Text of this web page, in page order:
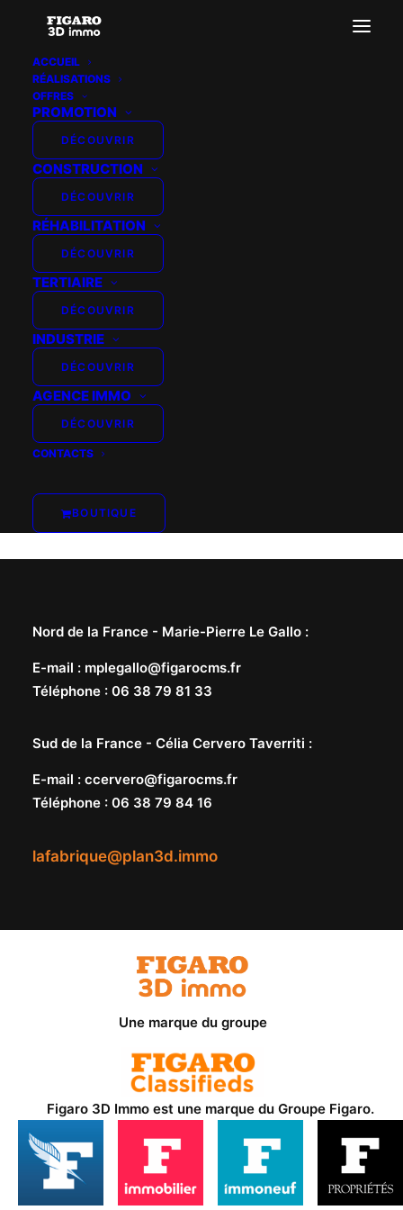
ACCUEIL
RÉALISATIONS
OFFRES
PROMOTION
DÉCOUVRIR
CONSTRUCTION
DÉCOUVRIR
RÉHABILITATION
DÉCOUVRIR
TERTIAIRE
DÉCOUVRIR
INDUSTRIE
DÉCOUVRIR
AGENCE IMMO
DÉCOUVRIR
CONTACTS
BOUTIQUE
Accueil
Essor - Lekua - Bayonne
lafabrique@plan3d.immo
Nord de la France - Marie-Pierre Le Gallo :
E-mail : mplegallo@figarocms.fr
Téléphone : 06 38 79 81 33
Sud de la France - Célia Cervero Taverriti :
E-mail : ccervero@figarocms.fr
Téléphone : 06 38 79 84 16
Une marque du groupe
Figaro 3D Immo est une marque du Groupe Figaro.